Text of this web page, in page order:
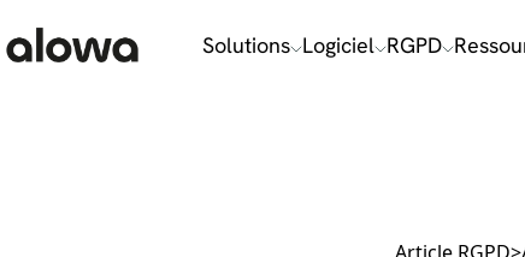
Solutions Logiciel RGPD